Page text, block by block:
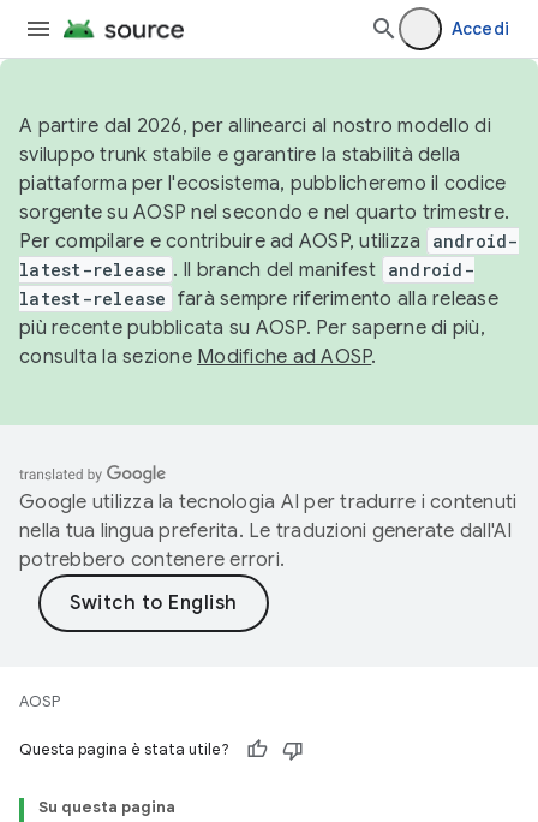
Accedi
A partire dal 2026, per allinearci al nostro modello di
sviluppo trunk stabile e garantire la stabilità della
piattaforma per l'ecosistema, pubblicheremo il codice
sorgente su AOSP nel secondo e nel quarto trimestre.
Per compilare e contribuire ad AOSP, utilizza
android-
latest-release . Il branch del manifest android-
latest-release farà sempre riferimento alla release
più recente pubblicata su AOSP. Per saperne di più,
consulta la sezione Modifiche ad AOSP.
Google utilizza la tecnologia AI per tradurre i contenuti
nella tua lingua preferita. Le traduzioni generate dall'AI
potrebbero contenere errori.
AOSP
Questa pagina è stata utile?
Su questa pagina